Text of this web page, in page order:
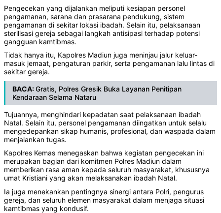
Pengecekan yang dijalankan meliputi kesiapan personel
pengamanan, sarana dan prasarana pendukung, sistem
pengamanan di sekitar lokasi ibadah. Selain itu, pelaksanaan
sterilisasi gereja sebagai langkah antisipasi terhadap potensi
gangguan kamtibmas.
Tidak hanya itu, Kapolres Madiun juga meninjau jalur keluar-
masuk jemaat, pengaturan parkir, serta pengamanan lalu lintas di
sekitar gereja.
BACA:Gratis, Polres Gresik Buka Layanan Penitipan
Kendaraan Selama Nataru
Tujuannya, menghindari kepadatan saat pelaksanaan ibadah
Natal. Selain itu, personel pengamanan diingatkan untuk selalu
mengedepankan sikap humanis, profesional, dan waspada dalam
menjalankan tugas.
Kapolres Kemas menegaskan bahwa kegiatan pengecekan ini
merupakan bagian dari komitmen Polres Madiun dalam
memberikan rasa aman kepada seluruh masyarakat, khususnya
umat Kristiani yang akan melaksanakan ibadah Natal.
Ia juga menekankan pentingnya sinergi antara Polri, pengurus
gereja, dan seluruh elemen masyarakat dalam menjaga situasi
kamtibmas yang kondusif.